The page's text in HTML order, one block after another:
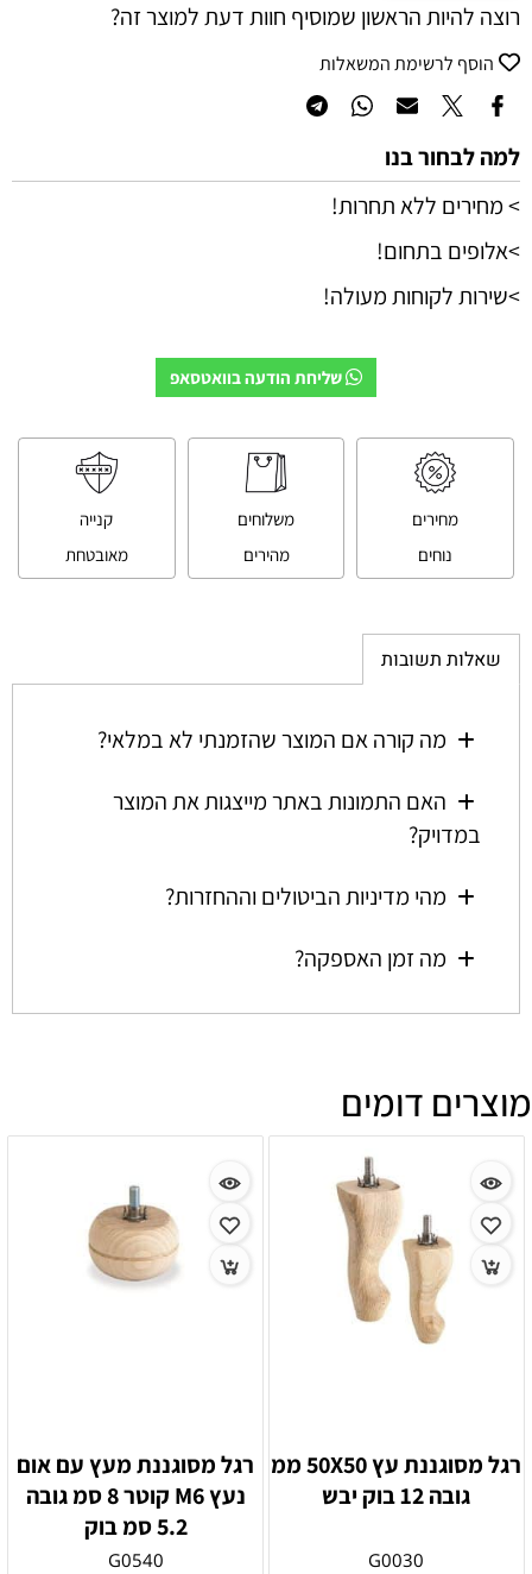
רוצה להיות הראשון שמוסיף חוות דעת למוצר זה?
הוסף לרשימת המשאלות
למה לבחור בנו
> מחירים ללא תחרות!
>אלופים בתחום!
>שירות לקוחות מעולה!
שליחת הודעה בוואטסאפ
מחירים
נוחים
משלוחים
מהירים
קנייה
מאובטחת
שאלות תשובות
מה קורה אם המוצר שהזמנתי לא במלאי?
האם התמונות באתר מייצגות את המוצר
במדויק?
מהי מדיניות הביטולים וההחזרות?
מה זמן האספקה?
מוצרים דומים
רגל מסוגננת עץ 50X50 ממ
גובה 12 בוק יבש
G0030
רגל מסוגננת מעץ עם אום
נעץ M6 קוטר 8 סמ גובה
5.2 סמ בוק
G0540